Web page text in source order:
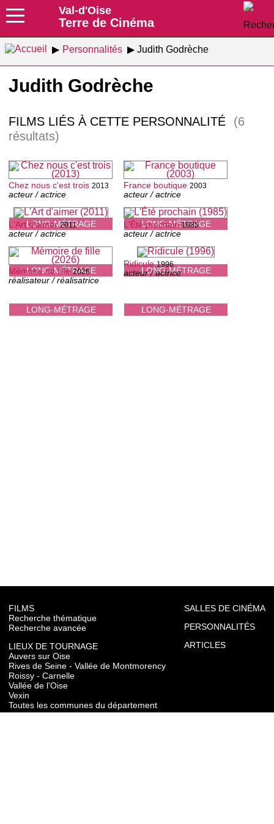
Val-d'Oise
Terre de Cinéma
Personnalités Judith Godrèche
Judith Godrèche
FILMS LIÉS À CETTE PERSONNALITÉ
(6
résultats)
LONG-MÉTRAGE
Chez nous c'est trois 2013
acteur / actrice
LONG-MÉTRAGE
France boutique 2003
acteur / actrice
LONG-MÉTRAGE
L'Art d'aimer 2011
acteur / actrice
LONG-MÉTRAGE
L'Été prochain 1985
acteur / actrice
LONG-MÉTRAGE
Mémoire de fille 2026
réalisateur / réalisatrice
LONG-MÉTRAGE
Ridicule 1996
acteur / actrice
FILMS
Recherche thématique
Recherche avancée
LIEUX DE TOURNAGE
Auvers sur Oise
Rives de Seine - Vallée de Montmorency
Roissy - Carnelle
Vallée de l'Oise
Vexin
Toutes les communes du département
SALLES DE CINÉMA
PERSONNALITÉS
ARTICLES